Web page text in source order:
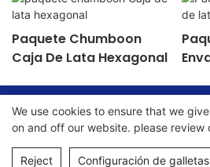
Paquete Chumboon
Caja De Lata Hexagonal
Copyright © 2026 Chumboon Metal
Ltd. -
política de privacidad
We use cookies to ensure that we
on and off our website. please review
Reject Configuración de galletas